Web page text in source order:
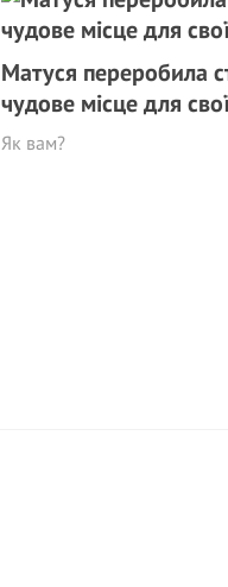
Матуся переробила
чудове місце для
Як вам?